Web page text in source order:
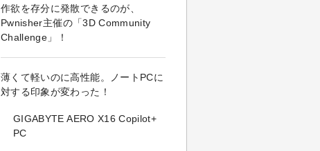
作欲を存分に発散できるのが、
Pwnisher主催の「3D Community
Challenge」！
薄くて軽いのに高性能。ノートPCに
対する印象が変わった！
GIGABYTE AERO X16 Copilot+
PC